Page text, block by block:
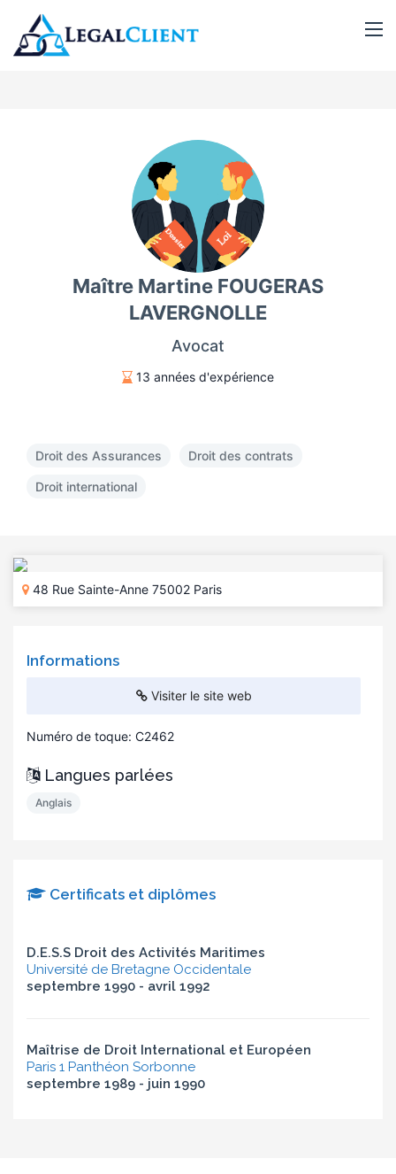
Maître Martine FOUGERAS
LAVERGNOLLE
Avocat
13 années d'expérience
Droit des Assurances Droit des contrats
Droit international
48 Rue Sainte-Anne 75002 Paris
Informations
Visiter le site web
Numéro de toque: C2462
Langues parlées
Anglais
Certificats et diplômes
D.E.S.S Droit des Activités Maritimes
Université de Bretagne Occidentale
septembre 1990 - avril 1992
Maîtrise de Droit International et Européen
Paris 1 Panthéon Sorbonne
septembre 1989 - juin 1990